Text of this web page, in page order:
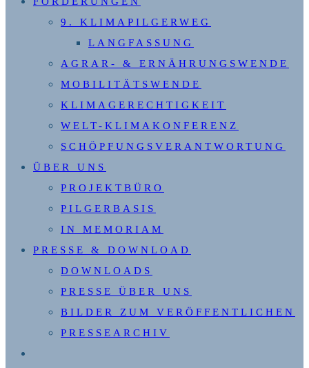
9. KLIMAPILGERWEG
LANGFASSUNG
AGRAR- & ERNÄHRUNGSWENDE
MOBILITÄTSWENDE
KLIMAGERECHTIGKEIT
WELT-KLIMAKONFERENZ
SCHÖPFUNGSVERANTWORTUNG
ÜBER UNS
PROJEKTBÜRO
PILGERBASIS
IN MEMORIAM
PRESSE & DOWNLOAD
DOWNLOADS
PRESSE ÜBER UNS
BILDER ZUM VERÖFFENTLICHEN
PRESSEARCHIV